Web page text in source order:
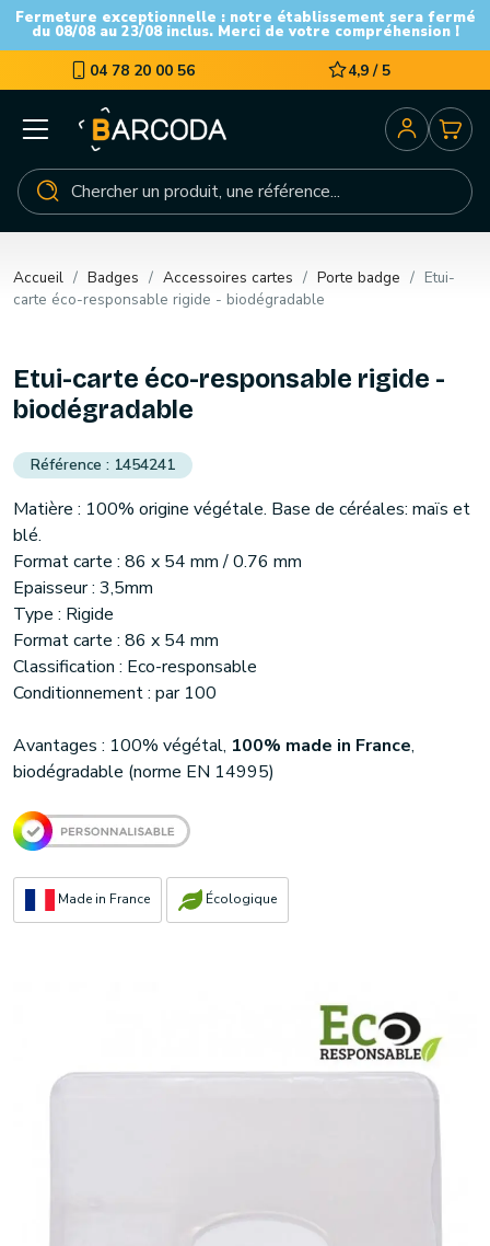
Fermeture exceptionnelle : notre établissement sera fermé
du 08/08 au 23/08 inclus. Merci de votre compréhension !
04 78 20 00 56 4,9 / 5
Accueil Badges Accessoires cartes Porte badge
Etui-
carte éco-responsable rigide - biodégradable
Etui-carte éco-responsable rigide -
biodégradable
1454241
Matière : 100% origine végétale. Base de céréales: maïs et
blé.
Format carte : 86 x 54 mm / 0.76 mm
Epaisseur : 3,5mm
Type : Rigide
Format carte : 86 x 54 mm
Classification : Eco-responsable
Conditionnement : par 100
Avantages : 100% végétal, 100% made in France,
biodégradable (norme EN 14995)
Made in France Écologique